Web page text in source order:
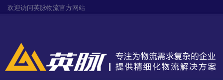
欢迎访问英脉物流官方网站